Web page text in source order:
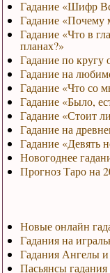
Гадание «Шифр
Гадание «Почему
Гадание «Что в
планах?»
Гадание по кругу
Гадание на
Гадание «Что со
Гадание «Было,
Гадание «Стоит
Гадание на
Гадание «Девять
Новогоднее
Прогноз Таро на
Новые онлайн
Гадания на
Гадания Ангелы
Пасьянсы